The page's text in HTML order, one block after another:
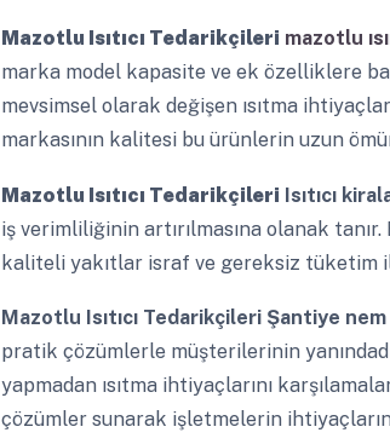
Mazotlu Isıtıcı Tedarikçileri mazotlu
marka model kapasite ve ek özelliklere
mevsimsel olarak değişen ısıtma
markasının kalitesi bu ürünlerin uzun
Mazotlu Isıtıcı Tedarikçileri Isıtıcı
iş verimliliğinin artırılmasına olanak
kaliteli yakıtlar israf ve gereksiz tüketim
Mazotlu Isıtıcı TedarikçileriŞantiye nem
pratik çözümlerle müşterilerinin
yapmadan ısıtma ihtiyaçlarını
çözümler sunarak işletmelerin